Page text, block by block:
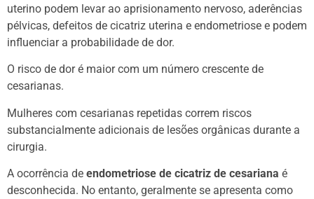
uterino podem levar ao aprisionamento nervoso, aderências
pélvicas, defeitos de cicatriz uterina e endometriose e podem
influenciar a probabilidade de dor.
O risco de dor é maior com um número crescente de
cesarianas.
Mulheres com cesarianas repetidas correm riscos
substancialmente adicionais de lesões orgânicas durante a
cirurgia.
A ocorrência de endometriose de cicatriz de cesariana é
desconhecida. No entanto, geralmente se apresenta como